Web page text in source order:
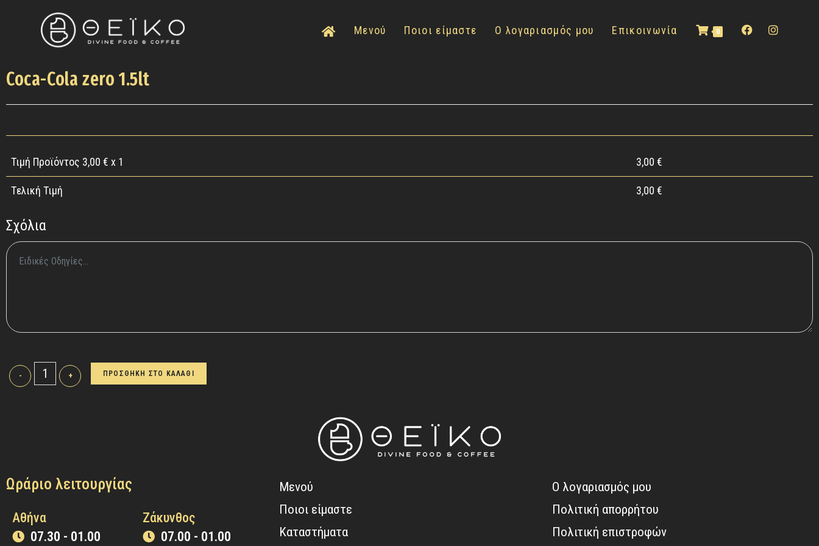
Μενού Ποιοι είμαστε Ο λογαριασμός μου Επικοινωνία 0
Coca-Cola zero 1.5lt
Τιμή Προϊόντος 3,00 € x 1 3,00 €
Tελική Τιμή 3,00 €
Σχόλια
- + ΠΡΟΣΘΗΚΗ ΣΤΟ ΚΑΛΑΘΙ
Ωράριο λειτουργίας
Αθήνα
07.30 - 01.00
Ζάκυνθος
07.00 - 01.00
Μενού
Ποιοι είμαστε
Καταστήματα
Ο λογαριασμός μου
Πολιτική απορρήτου
Πολιτική επιστροφών